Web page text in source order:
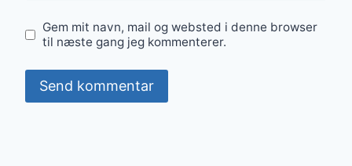
Gem mit navn, mail og websted i denne browser
til næste gang jeg kommenterer.